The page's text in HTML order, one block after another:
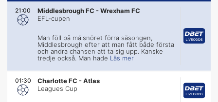
21:00 Middlesbrough FC -Wrexham FC
EFL-cupen
Man föll på målsnöret förra säsongen,
Middlesbrough efter att man fått både första
och andra chansen att ta sig upp. Kanske
tredje också. Man hade Läs mer
01:30 Charlotte FC -Atlas
Leagues Cup